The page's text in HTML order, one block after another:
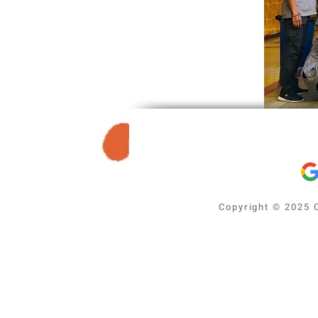
Copyright © 2025